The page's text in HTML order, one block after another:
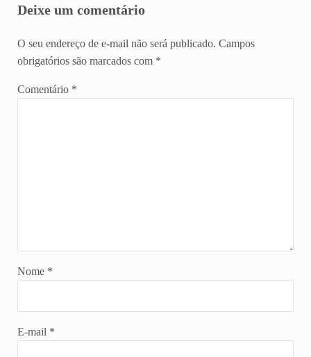
Deixe um comentário
O seu endereço de e-mail não será publicado. Campos
obrigatórios são marcados com *
Comentário *
Nome *
E-mail *